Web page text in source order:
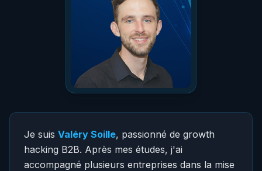
Je suis Valéry Soille, passionné de growth
hacking B2B. Après mes études, j'ai
accompagné plusieurs entreprises dans la mise